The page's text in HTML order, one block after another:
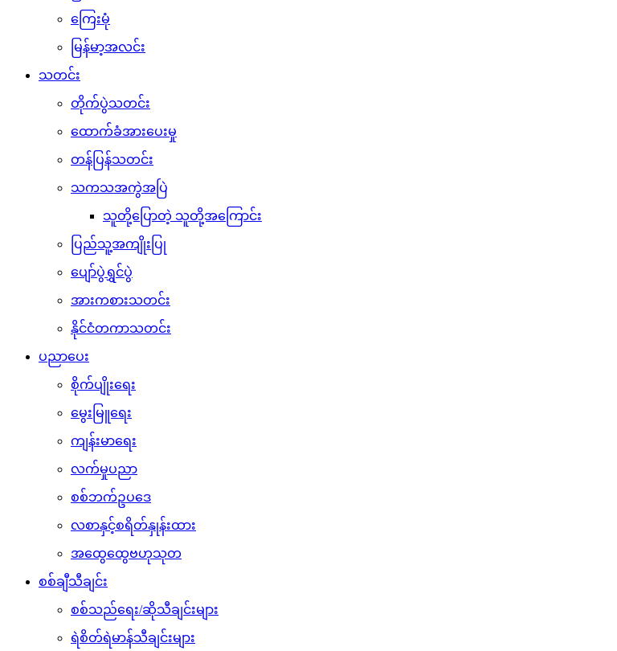
ကြေးမုံ
မြန်မာ့အလင်း
သတင်း
တိုက်ပွဲသတင်း
ထောက်ခံအားပေးမှု
တန်ပြန်သတင်း
သကသအကွဲအပြဲ
သူတို့ပြောတဲ့ သူတို့အကြောင်း
ပြည်သူ့အကျိုးပြု
ပျော်ပွဲရွှင်ပွဲ
အားကစားသတင်း
နိုင်ငံတကာသတင်း
ပညာပေး
စိုက်ပျိုးရေး
မွေးမြူရေး
ကျန်းမာရေး
လက်မှုပညာ
စစ်ဘက်ဥပဒေ
လစာနှင့်စရိတ်နှုန်းထား
အထွေထွေဗဟုသုတ
စစ်ချီသီချင်း
စစ်သည်ရေး/ဆိုသီချင်းများ
ရဲစိတ်ရဲမာန်သီချင်းများ